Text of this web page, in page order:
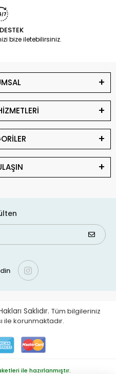
bize iletebilirsiniz.
Saklıdır. Tüm bilgileriniz
ile korunmaktadır.
ile hazırlanmıştır.